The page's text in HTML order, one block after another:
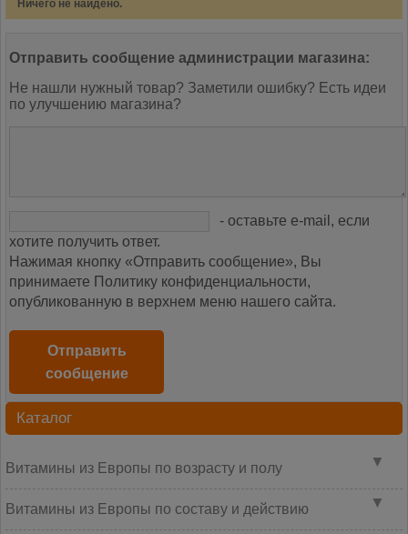
Каталог
▼
Витамины из Европы по возрасту и полу
▼
Витамины из Европы по составу и действию
Ничего не найдено.
Отправить сообщение администрации магазина:
Не нашли нужный товар? Заметили ошибку? Есть идеи
по улучшению магазина?
- оставьте e-mail, если
хотите получить ответ.
Нажимая кнопку «Отправить сообщение», Вы
принимаете Политику конфиденциальности,
опубликованную в верхнем меню нашего сайта.
Отправить
сообщение